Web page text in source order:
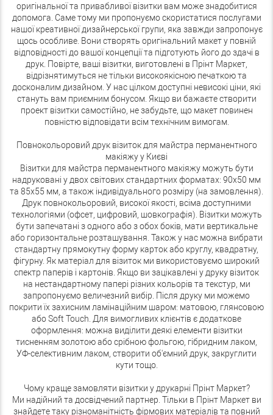
оригінальної та привабливої ​​візитки вам може знадобитися
допомога. Саме тому ми пропонуємо скористатися послугами
нашої креативної дизайнерської групи, яка завжди запропонує
щось особливе. Вони створять оригінальний макет у повній
відповідності до вашої концепції та підготують його до здачі в
друк. Повірте, ваші візитки, виготовлені в Прінт Маркет,
відрізнятимуться не тільки високоякісною печаткою та
досконалим дизайном. У нас цілком доступні невисокі ціни, які
стануть вам приємним бонусом. Якщо ви бажаєте створити
проект візитки самостійно, не забудьте, що макет повинен
повністю відповідати всім технічним вимогам.
Повнокольоровий друк візиток для майстра перманентного
макіяжу у Києві
Візитки для майстра перманентного макіяжу можуть бути
надруковані у двох світових стандартних форматах: 90x50 мм
та 85x55 мм, а також індивідуального розміру (на замовлення).
Друк повнокольоровий, високої якості, всіма доступними
технологіями (офсет, цифровий, шовкографія). Візитки можуть
бути запечатані з одного або з обох боків, мати вертикальне
або горизонтальне розташування. Також у нас можна вибрати
стандартну прямокутну форму карток або круглу, квадратну,
фігурну. Як матеріал для візиток ми використовуємо широкий
спектр паперів і картонів. Якщо ви зацікавлені у друку візиток
на нестандартному папері різних кольорів та текстур, ми
запропонуємо величезний вибір. Після друку ми можемо
покрити їх захисним ламінаційним шаром: матовою, глянсовою
або Soft Touch. Для вимогливих клієнтів є додаткове
оформлення: можна виділити деякі елементи візитки
тисненням золотою або срібною фольгою, гібридним лаком,
УФ-селективним лаком, створити об'ємний друк, закруглити
кути тощо.
Чому краще замовляти візитки у друкарні Прінт Маркет?
Ми надійний та досвідчений партнер. Тільки в Прінт Маркет ви
знайдете таку різноманітність фірмових матеріалів та повний